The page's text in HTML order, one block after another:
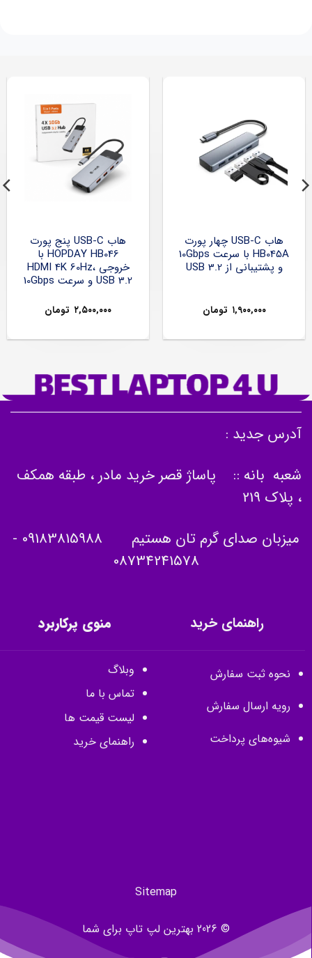
هاب USB-C چهار پورت
HB045A با سرعت 10Gbps
و پشتیبانی از USB 3.2
۱,۹۰۰,۰۰۰ تومان
هاب USB-C پنج پورت
HOPDAY HB046 با
خروجی HDMI 4K 60Hz،
USB 3.2 و سرعت 10Gbps
۲,۵۰۰,۰۰۰ تومان
آدرس جدید :
شعبه بانه :: پاساژ قصر خرید مادر ، طبقه همکف
، پلاک 219
میزبان صدای گرم تان هستیم 09183815988
-
08734241578
راهنمای خرید
نحوه ثبت سفارش
رویه ارسال سفارش
شیوه‌های پرداخت
منوی پرکاربرد
وبلاگ
تماس با ما
لیست قیمت ها
راهنمای خرید
Sitemap
© 2026 بهترین لپ تاپ برای شما